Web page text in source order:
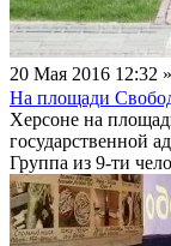
20 Мая 2016 12:32 »
На площади
Херсоне на
государственной
Группа из 9-ти